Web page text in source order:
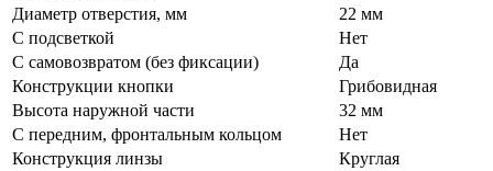
Диаметр отверстия, мм
22 мм
С подсветкой
Нет
С самовозвратом (без фиксации)
Да
Конструкции кнопки
Грибовидная
Высота наружной части
32 мм
С передним, фронтальным кольцом
Нет
Конструкция линзы
Круглая